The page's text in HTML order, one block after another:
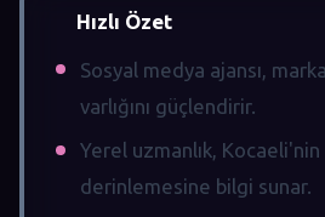
Hızlı Özet
Sosyal medya ajansı,
varlığını güçlendirir.
Yerel uzmanlık, Kocaeli'nin
derinlemesine bilgi sunar.